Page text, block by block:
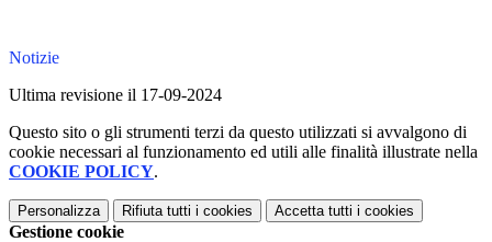
Notizie
Ultima revisione il 17-09-2024
Questo sito o gli strumenti terzi da questo utilizzati si avvalgono di
cookie necessari al funzionamento ed utili alle finalità illustrate nella
COOKIE POLICY.
Personalizza Rifiuta tutti i cookies Accetta tutti i cookies
Gestione cookie